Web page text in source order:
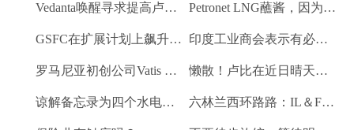
Vedanta唤醒寻求提高卢比。25-30亿卢比 Petronet LNG蘸酱，因为RBI禁令新鲜FII购买
GSFC在扩展计划上飙升2％ 印度工业商会表示有必要进一步推动家庭消费和私人投资
罗马尼亚初创公司Vatis Tech为其人工智能在线语音识别平台筹集了20万欧元 懒散！卢比在近日晴天结束
谅解备忘录为四个水电项目的发展，总容量为293兆瓦 六林兰西环路路：IL＆FS运输汇编2％